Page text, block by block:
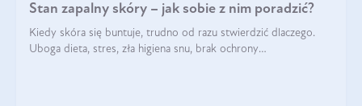
Stan zapalny skóry – jak sobie z nim poradzić?
Kiedy skóra się buntuje, trudno od razu stwierdzić dlaczego.
Uboga dieta, stres, zła higiena snu, brak ochrony